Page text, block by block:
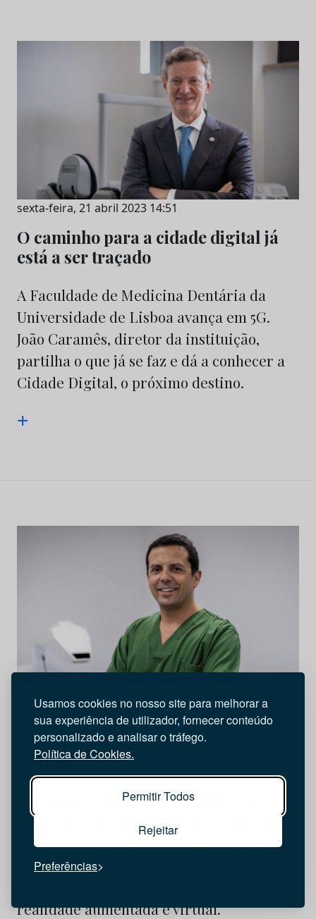
Usamos cookies no nosso site para melhorar a
sua experiência de utilizador, fornecer conteúdo
personalizado e analisar o tráfego.
Política de Cookies.
Permitir Todos
Rejeitar
Preferências
sexta-feira, 21 abril 2023 14:51
O caminho para a cidade digital já
está a ser traçado
A Faculdade de Medicina Dentária da
Universidade de Lisboa avança em 5G.
João Caramês, diretor da instituição,
partilha o que já se faz e dá a conhecer a
Cidade Digital, o próximo destino.
+
Ensino em Medicina Dentária? A
resposta é realidade aumentada e
virtual
O médico dentista Pedro Rodrigues é o
anfitrião na Egas Moniz School of Health
Science onde o ensino espelha a grande
componente tecnológica, as atenções estão
realidade aumentada e virtual.